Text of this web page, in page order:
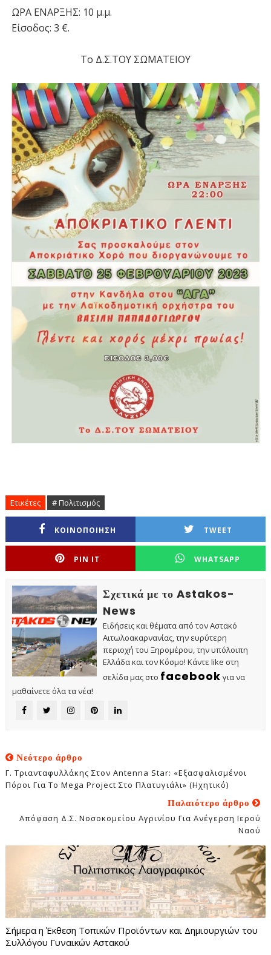
ΩΡΑ ΕΝΑΡΞΗΣ: 10 μ.μ.
Είσοδος: 3 €.
Το Δ.Σ.ΤΟΥ ΣΩΜΑΤΕΙΟΥ
Ετικέτες # Πολιτισμός
ΚΟΙΝΟΠΟΙΗΣΗ TWEET
PIN IT WHATSAPP
Σχετικά με το Astakos-
News
Ειδήσεις και θέματα από τον Αστακό
Αιτωλοακαρνανίας, την ευρύτερη
περιοχή του Ξηρομέρου, την υπόλοιπη
Ελλάδα και τον Κόσμο! Κάντε like στη
σελίδα μας στο facebook για να
μαθαίνετε όλα τα νέα!
Νεότερο άρθρο
Γ. Τριανταφυλλάκης Στον Antenna Star: «Εξασφαλισμένοι
Πόροι Για Το Mega Project Στο Πλατυγιάλι» (Ηχητικό)
Παλαιότερο άρθρο
Απόφαση Δ.Σ. Νοσοκομείου Αγρινίου Για Ανέγερση Ιερού
Ναού
Σήμερα η Έκθεση Τοπικών Προϊόντων και Δημιουργιών του
Συλλόγου Γυναικών Αστακού